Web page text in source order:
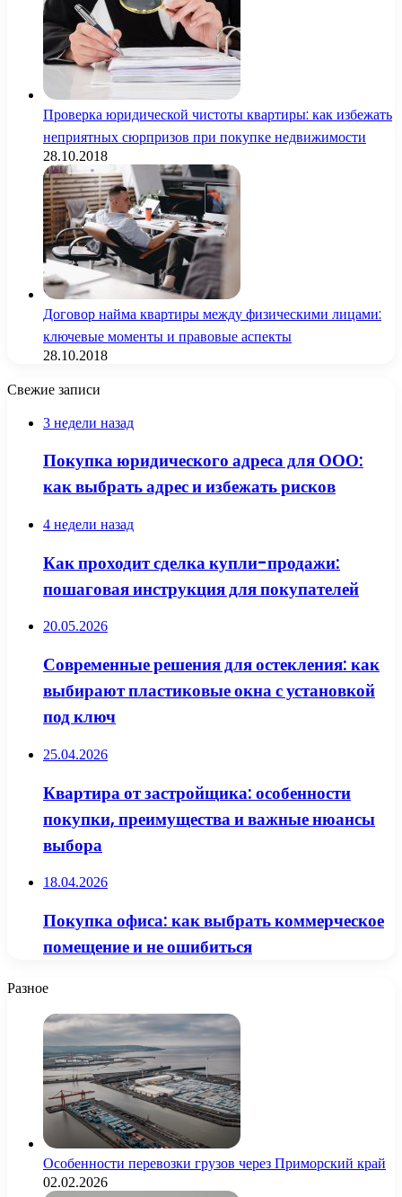
Проверка юридической чистоты квартиры: как избежать
неприятных сюрпризов при покупке недвижимости
28.10.2018
Договор найма квартиры между физическими лицами:
ключевые моменты и правовые аспекты
28.10.2018
Свежие записи
3 недели назад
Покупка юридического адреса для ООО:
как выбрать адрес и избежать рисков
4 недели назад
Как проходит сделка купли-продажи:
пошаговая инструкция для покупателей
20.05.2026
Современные решения для остекления: как
выбирают пластиковые окна с установкой
под ключ
25.04.2026
Квартира от застройщика: особенности
покупки, преимущества и важные нюансы
выбора
18.04.2026
Покупка офиса: как выбрать коммерческое
помещение и не ошибиться
Разное
Особенности перевозки грузов через Приморский край
02.02.2026